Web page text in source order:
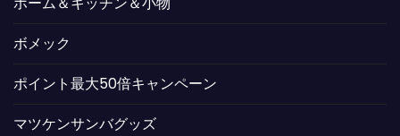
ボメック
ポイント最大50倍キャンペーン
マツケンサンバグッズ